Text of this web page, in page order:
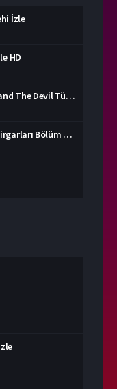
İzle
HD
The Gangster, The Cop and The Devil Türkçe Dublaj İzle
Harry Potter 8 Ölüm Yadirgarları Bölüm 2 İzle